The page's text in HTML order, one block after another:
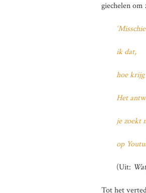
giechelen om
ik dat,
hoe krijg
Het
je zoekt
op
(Uit:
Tot het